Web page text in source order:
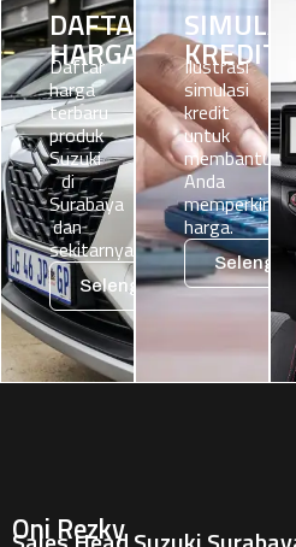
DAFTAR
HARGA
Daftar
harga
terbaru
produk
Suzuki
di
Surabaya
dan
sekitarnya.
Selengkapnya
SIMULASI
KREDIT
Ilustrasi
simulasi
kredit
untuk
membantu
Anda
harga.
Oni Rezky